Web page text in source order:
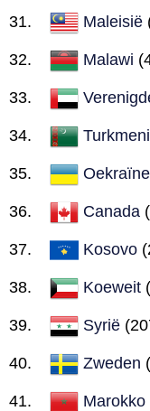
Maleisië
Malawi
Oekraïne
Canada
Kosovo
Koeweit
Syrië
Zweden
Marokko